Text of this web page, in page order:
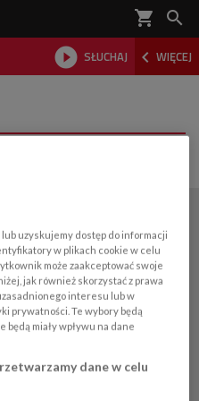
shopping_cart 
 SŁUCHAJ  WIĘCEJ

uzyskujemy dostęp do informacji
w plikach cookie w celu
może zaakceptować swoje
jak również skorzystać z prawa
interesu lub w
prywatności. Te wybory będą
miały wpływu na dane
dane w celu